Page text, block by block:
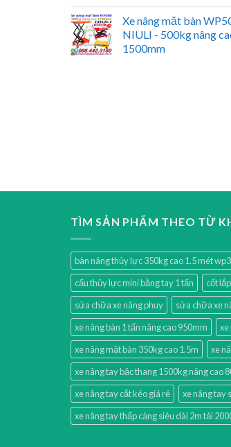
Xe nâng mặt bàn
NIULI - 500kg nâng
1500mm
TÌM SẢN PHẨM THEO TỪ
bàn nâng thủy lực 350kg cao 1.5 mét
cẩu thủy lực mini bằng tay 1 tấn
cốt
sửa chữa xe nâng phuy
sửa chữa xe
xe nâng bàn 1 tấn nâng cao 950mm
xe
xe nâng mặt bàn 350kg cao 1.5m
xe
xe nâng tay bậc thang 1500kg nâng cao
xe nâng tay cắt kéo giá rẻ
xe nâng tay
xe nâng tay thấp càng siêu dài 2m tải